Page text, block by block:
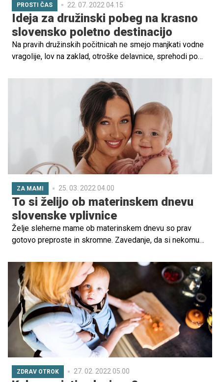
PROSTI ČAS 22. 07. 2022 04.15
Ideja za družinski pobeg na krasno
slovensko poletno destinacijo
Na pravih družinskih počitnicah ne smejo manjkati vodne
vragolije, lov na zaklad, otroške delavnice, sprehodi po
katerih boste uživali tako starši kot tudi vaši otroci. Vse
to in še več lahko doživite v lepem slovenskem kraju – v
Tuhinjski dolini. Preverite, kakšne dogodivščine vas
čakajo na tej bližnji lokaciji in zakaj je odlična izbira za
vse, ki še iščete destinacijo svojega poletnega dopusta,
pa tudi tiste, ki razmišljate, da bi za kakšen vikend še
ZA MAMI 25. 03. 2022 04.00
To si želijo ob materinskem dnevu
slovenske vplivnice
Želje sleherne mame ob materinskem dnevu so prav
gotovo preproste in skromne. Zavedanje, da si nekomu
pojavijo le želje, da so otroci zdravi, srečni in v varnem
objemu matere. Tokrat so o svojih materinskih željah ob
prazniku spregovorile slovenske mame vplivnice.
ZDRAV OTROK 27. 02. 2022 05.00